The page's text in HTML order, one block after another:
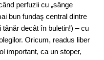
perfuzii cu „sânge
bun fundaş central dintre
decât în buletin!) – cu
Oricum, readus liber
important, ca un stoper,